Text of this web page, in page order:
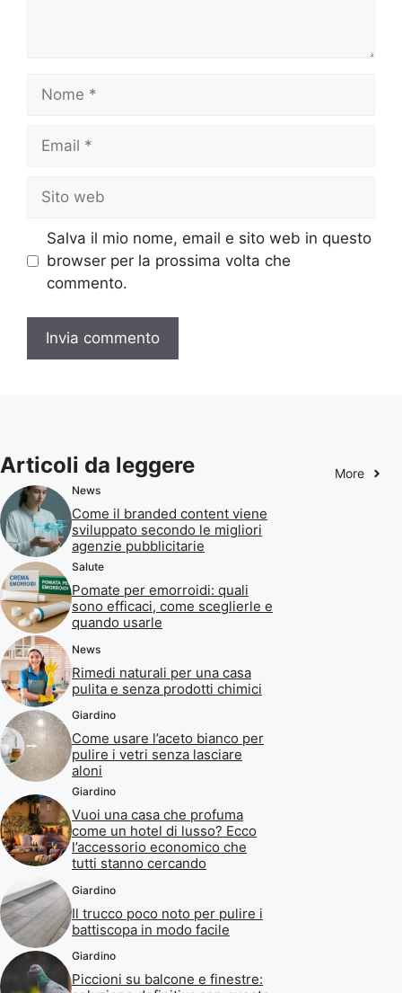
web
Salva il mio nome, email e sito web in questo
browser per la prossima volta che
commento.
Articoli da leggere More
News
Come il branded content viene
sviluppato secondo le migliori
agenzie pubblicitarie
Salute
Pomate per emorroidi: quali
sono efficaci, come sceglierle e
quando usarle
News
Rimedi naturali per una casa
pulita e senza prodotti chimici
Giardino
Come usare l’aceto bianco per
pulire i vetri senza lasciare
aloni
Giardino
Vuoi una casa che profuma
come un hotel di lusso? Ecco
l’accessorio economico che
tutti stanno cercando
Giardino
Il trucco poco noto per pulire i
battiscopa in modo facile
Giardino
Piccioni su balcone e finestre: